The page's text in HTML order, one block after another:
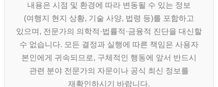
내용은 시점 및 환경에 따라 변동될 수 있는 정보
(여행지 현지 상황, 기술 사양, 법령 등)를 포함하고
있으며, 전문가의 의학적·법률적·금융적 진단을 대신할
수 없습니다. 모든 결정과 실행에 따른 책임은 사용자
본인에게 귀속되므로, 구체적인 행동에 앞서 반드시
관련 분야 전문가의 자문이나 공식 최신 정보를
재확인하시기 바랍니다.